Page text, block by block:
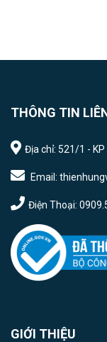
THÔNG TIN
Địa chỉ: 521/1 - KP
Email:
Điện Thoại:
GIỚI THIỆU